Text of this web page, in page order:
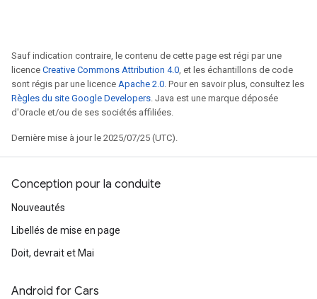
Sauf indication contraire, le contenu de cette page est régi par une
licence Creative Commons Attribution 4.0, et les échantillons de code
sont régis par une licence Apache 2.0. Pour en savoir plus, consultez les
Règles du site Google Developers. Java est une marque déposée
d'Oracle et/ou de ses sociétés affiliées.
Dernière mise à jour le 2025/07/25 (UTC).
Conception pour la conduite
Nouveautés
Libellés de mise en page
Doit, devrait et Mai
Android for Cars